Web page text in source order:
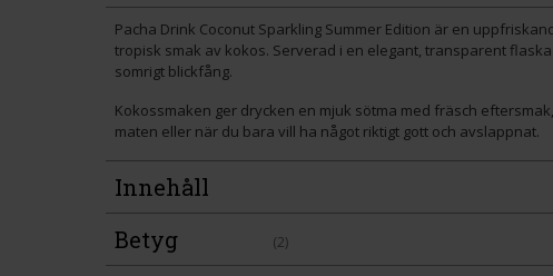
Pacha Drink Coconut Sparkling Summer Edition är en
tropisk smak av kokos. Serverad i en elegant, transparent
somrigt blickfång.
Kokossmaken ger drycken en mjuk sötma med fräsch
maten eller när du bara vill ha något riktigt gott och avslappnat.
Innehåll
Betyg
(2)